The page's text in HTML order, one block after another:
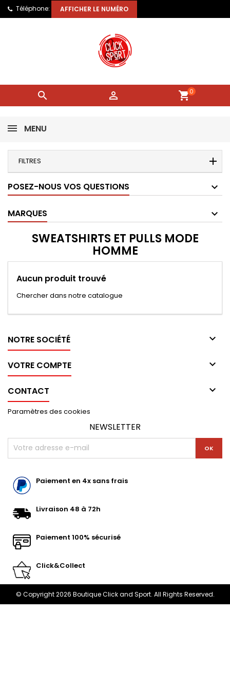
Téléphone: AFFICHER LE NUMÉRO
  shopping_cart0
MENU
FILTRES
POSEZ-NOUS VOS QUESTIONS
MARQUES
SWEATSHIRTS ET PULLS MODE
HOMME
Aucun produit trouvé
Chercher dans notre catalogue
NOTRE SOCIÉTÉ 
VOTRE COMPTE 
CONTACT 
Paramètres des cookies
NEWSLETTER
Paiement en 4x sans frais
Livraison 48 à 72h
Paiement 100% sécurisé
Click&Collect
© Copyright 2026 Boutique Click and Sport. All Rights Reserved.